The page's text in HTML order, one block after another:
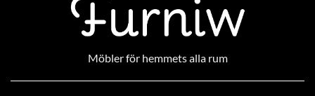
Möbler för hemmets alla rum